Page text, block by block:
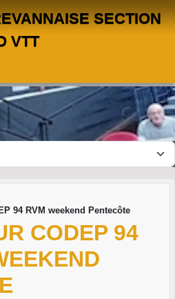
SECTION
VTT
94 RVM weekend Pentecôte
CODEP 94